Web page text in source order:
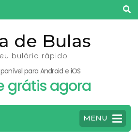
de Bulas
bulário rápido
para Android e iOS
grátis agora
MENU